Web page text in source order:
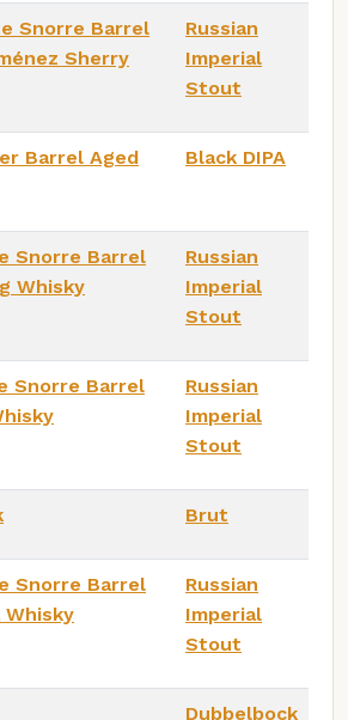
Snorre Barrel
Sherry
Russian
Imperial
Stout
Barrel Aged
Black DIPA
Snorre Barrel
Whisky
Russian
Imperial
Stout
Snorre Barrel
Russian
Imperial
Stout
Brut
Snorre Barrel
Whisky
Russian
Imperial
Stout
Dubbelbock